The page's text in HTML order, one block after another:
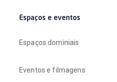
Espaços e eventos
Espaços dominiais
Eventos e filmagens